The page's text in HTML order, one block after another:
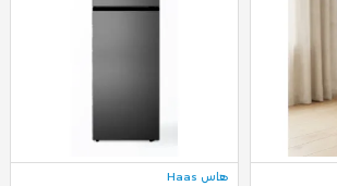
هاس Haas